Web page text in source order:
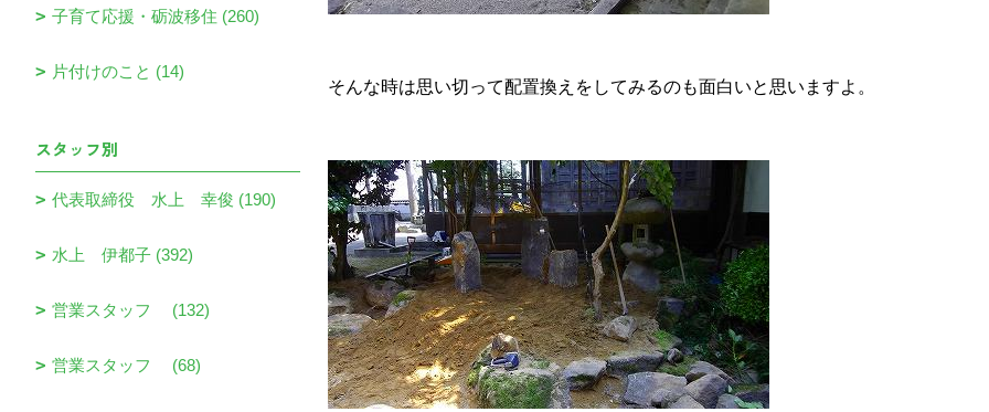
そんな時は思い切って配置換えをしてみるのも面白いと思いますよ。
子育て応援・砺波移住 (260)
片付けのこと (14)
スタッフ別
代表取締役 水上 幸俊 (190)
水上 伊都子 (392)
営業スタッフ (132)
営業スタッフ (68)